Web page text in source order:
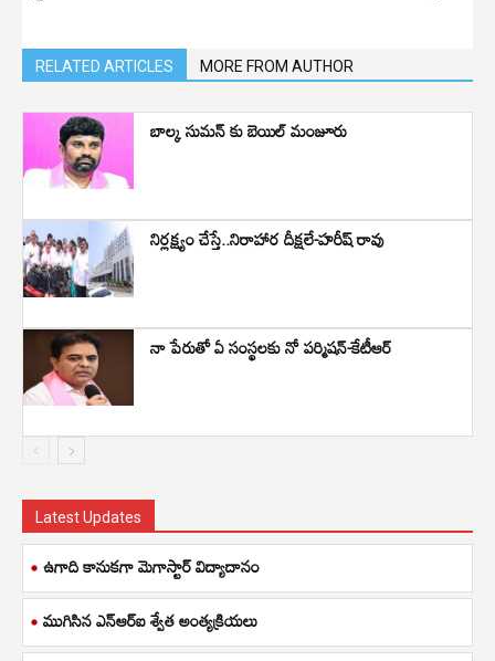
RELATED ARTICLES MORE FROM AUTHOR
బాల్క సుమన్ కు బెయిల్ మంజూరు
నిర్లక్ష్యం చేస్తే..నిరాహార దీక్షలే-హరీష్ రావు
నా పేరుతో ఏ సంస్థలకు నో పర్మిషన్-కేటీఆర్
Latest Updates
ఉగాది కానుకగా మెగాస్టార్ విద్యాదానం
ముగిసిన ఎన్ఆర్ఐ శ్వేత అంత్యక్రియలు